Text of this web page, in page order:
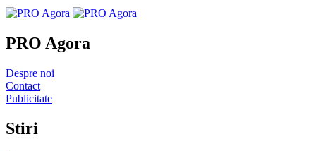
PRO Agora
Despre noi
Contact
Publicitate
Stiri